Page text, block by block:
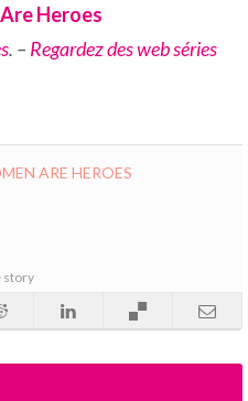
Heroes
. – Regardez des web séries
ARE HEROES
story